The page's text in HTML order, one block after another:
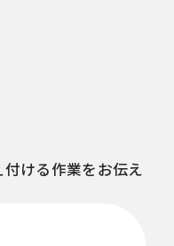
ける作業をお伝え